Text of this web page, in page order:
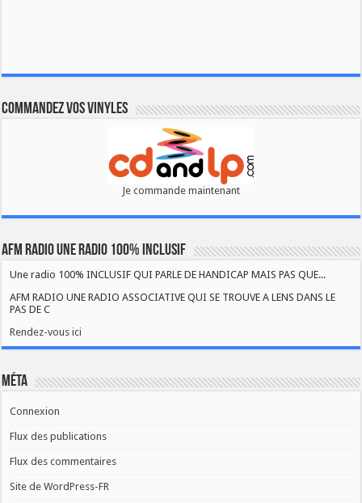
Commandez vos vinyles
Je commande maintenant
AFM RADIO UNE RADIO 100% INCLUSIF
Une radio 100% INCLUSIF QUI PARLE DE HANDICAP MAIS PAS QUE...
AFM RADIO UNE RADIO ASSOCIATIVE QUI SE TROUVE A LENS DANS LE
PAS DE C
Rendez-vous ici
Méta
Connexion
Flux des publications
Flux des commentaires
Site de WordPress-FR